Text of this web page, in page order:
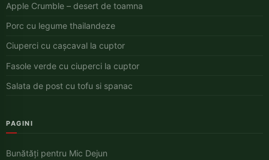
Apple Crumble – desert de toamna
Porc cu legume thailandeze
Ciuperci cu cașcaval la cuptor
Fasole verde cu ciuperci la cuptor
Salata de post cu tofu si spanac
PAGINI
Bunătăți pentru Mic Dejun